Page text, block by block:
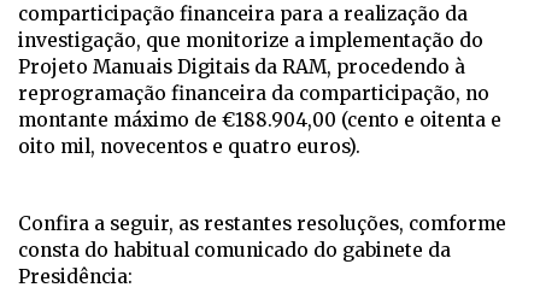
comparticipação financeira para a realização da
investigação, que monitorize a implementação do
Projeto Manuais Digitais da RAM, procedendo à
reprogramação financeira da comparticipação, no
montante máximo de €188.904,00 (cento e oitenta e
oito mil, novecentos e quatro euros).
Confira a seguir, as restantes resoluções, comforme
consta do habitual comunicado do gabinete da
Presidência: